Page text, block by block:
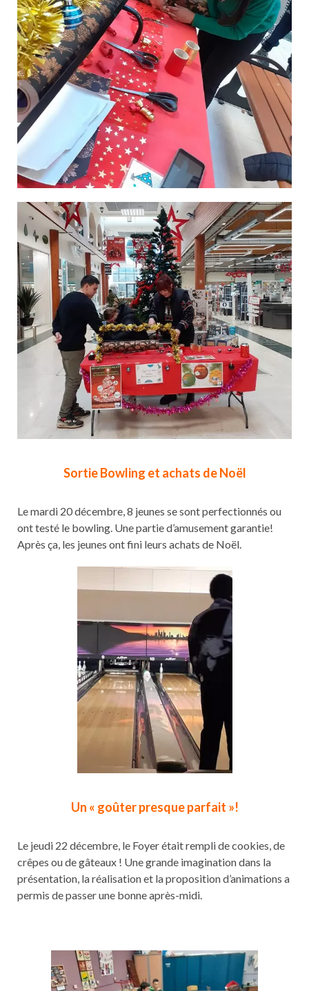
Sortie Bowling et achats de Noël
Le mardi 20 décembre, 8 jeunes se sont perfectionnés ou
ont testé le bowling. Une partie d’amusement garantie!
Après ça, les jeunes ont fini leurs achats de Noël.
Un « goûter presque parfait »!
Le jeudi 22 décembre, le Foyer était rempli de cookies, de
crêpes ou de gâteaux ! Une grande imagination dans la
présentation, la réalisation et la proposition d’animations a
permis de passer une bonne après-midi.